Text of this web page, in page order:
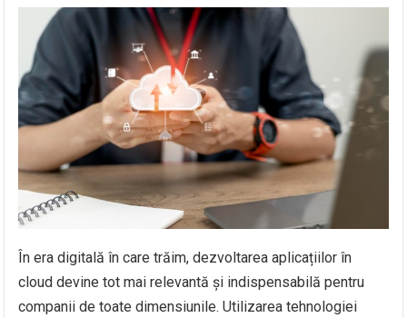
În era digitală în care trăim, dezvoltarea aplicațiilor în
cloud devine tot mai relevantă și indispensabilă pentru
companii de toate dimensiunile. Utilizarea tehnologiei